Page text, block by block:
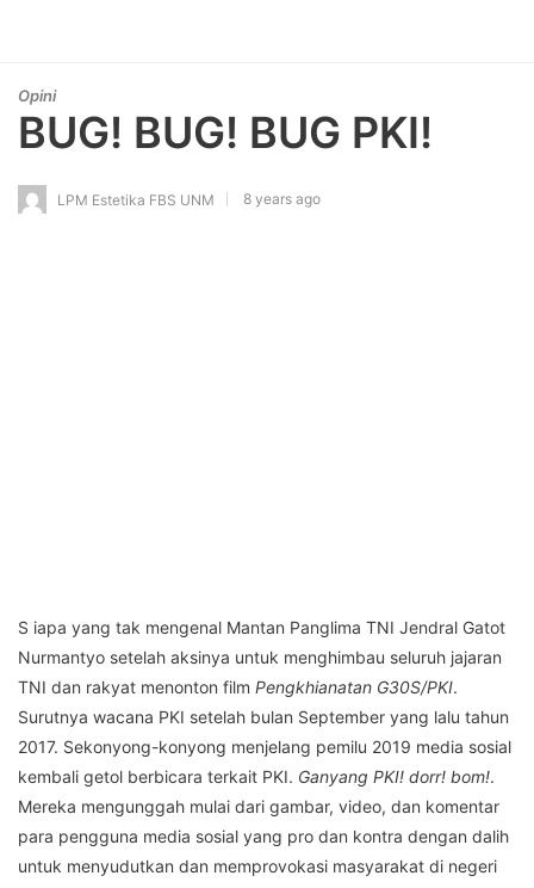
Opini
BUG! BUG! BUG PKI!
LPM Estetika FBS UNM 8 years ago
S iapa yang tak mengenal Mantan Panglima TNI Jendral Gatot
Nurmantyo setelah aksinya untuk menghimbau seluruh jajaran
TNI dan rakyat menonton film Pengkhianatan G30S/PKI.
Surutnya wacana PKI setelah bulan September yang lalu tahun
2017. Sekonyong-konyong menjelang pemilu 2019 media sosial
kembali getol berbicara terkait PKI. Ganyang PKI! dorr! bom!.
Mereka mengunggah mulai dari gambar, video, dan komentar
para pengguna media sosial yang pro dan kontra dengan dalih
untuk menyudutkan dan memprovokasi masyarakat di negeri